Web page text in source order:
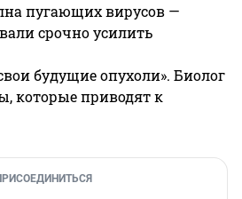
пугающих вирусов —
срочно усилить
будущие опухоли». Биолог
которые приводят к